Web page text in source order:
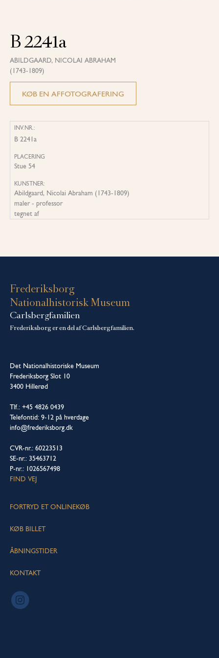
B 2241a
ABILDGAARD, NICOLAI ABRAHAM
(1743-1809)
KØB EN AFFOTOGRAFERING
INV.NR.:
B 2241a
PLACERING
Stue 54
KUNSTNER:
Abildgaard, Nicolai Abraham (1743-1809)
maler - professor
tegnet af
Frederiksborg
Nationalhistorisk Museum
Carlsbergfamilien
Frederiksborg er en del af Carlsbergfamilien.
Det Nationalhistoriske Museum
Frederiksborg Slot 10
3400 Hillerød
Tlf.: +45 4826 0439
Telefontid: 9-12 på hverdage
info@frederiksborg.dk
CVR-nr.: 60223513
SE-nr.: 35463712
P-nr.: 1026567498
FIND VEJ
FORTRYD ET ONLINEKØB
KØB BILLET
ÅBNINGSTIDER
KONTAKT